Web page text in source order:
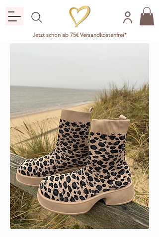
Jetzt schon ab 75€ Versandkostenfrei*